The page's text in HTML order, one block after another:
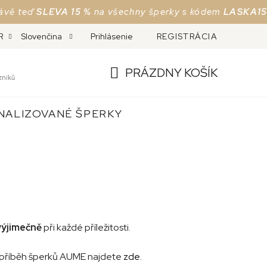
15 %na všechny šperky s kódemLASKA15Jen do
A REKLAMACE ČESKÉ PUNCOVNÍ ZNAČKY
Slovenčina Prihlásenie REGISTRÁCIA
KOŠÍK
PRÁZDNY KOŠÍK
ŠPERKY
při každé příležitosti.
šperků AUME najdete zde.